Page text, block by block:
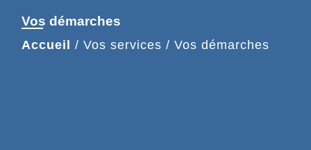
Vos démarches
Accueil / Vos services / Vos démarches